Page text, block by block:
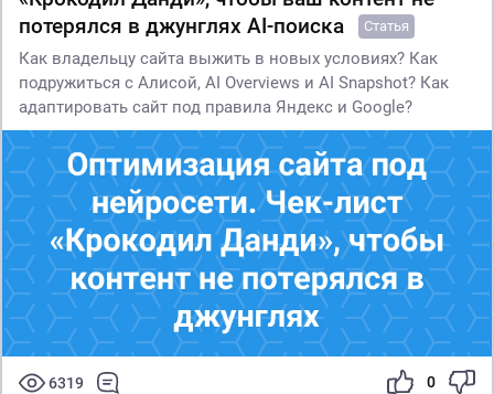
потерялся в джунглях AI-поиска
Статья
Как владельцу сайта выжить в новых условиях? Как
подружиться с Алиcой, AI Overviews и AI Snapshot? Как
адаптировать сайт под правила Яндекс и Google?
6319 0